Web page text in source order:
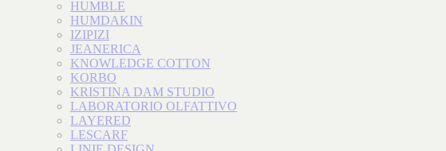
HUMBLE
HUMDAKIN
IZIPIZI
JEANERICA
KNOWLEDGE COTTON
KORBO
KRISTINA DAM STUDIO
LABORATORIO OLFATTIVO
LAYERED
LESCARF